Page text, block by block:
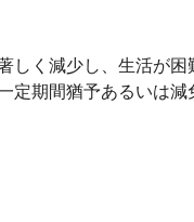
く減少し、生活が
期間猶予あるいは減